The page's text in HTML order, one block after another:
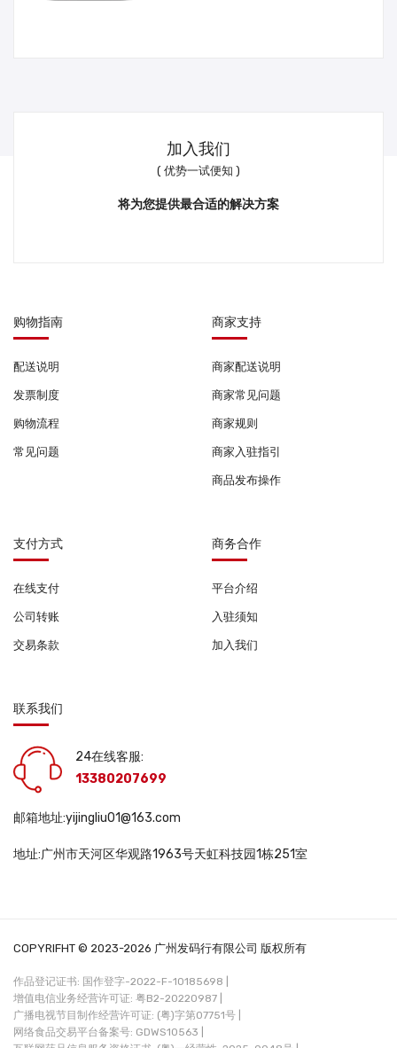
加入我们
( 优势一试便知 )
将为您提供最合适的解决方案
购物指南
配送说明
发票制度
购物流程
常见问题
商家支持
商家配送说明
商家常见问题
商家规则
商家入驻指引
商品发布操作
支付方式
在线支付
公司转账
交易条款
商务合作
平台介绍
入驻须知
加入我们
联系我们
24在线客服:
13380207699
邮箱地址:yijingliu01@163.com
地址:广州市天河区华观路1963号天虹科技园1栋251室
COPYRIFHT © 2023-2026 广州发码行有限公司 版权所有
作品登记证书: 国作登字-2022-F-10185698 |
增值电信业务经营许可证: 粤B2-20220987 |
广播电视节目制作经营许可证: (粤)字第07751号 |
网络食品交易平台备案号: GDWS10563 |